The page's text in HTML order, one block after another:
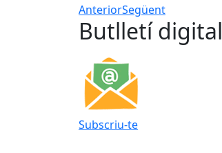
AnteriorSegüent
Butlletí digital
Subscriu-te